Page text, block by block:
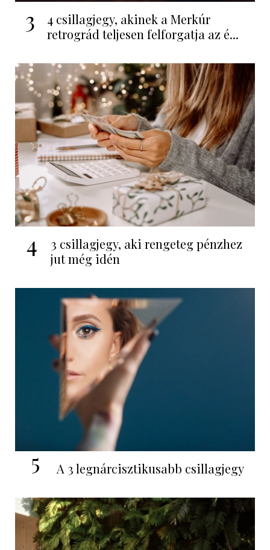
3
4 csillagjegy, akinek a Merkúr
retrográd teljesen felforgatja az é...
4
3 csillagjegy, aki rengeteg pénzhez
jut még idén
5 A 3 legnárcisztikusabb csillagjegy